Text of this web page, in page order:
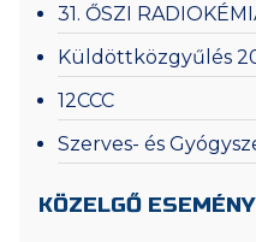
31. ŐSZI
Küldöttközgyűlés
12CCC
Szerves- és
KÖZELGŐ